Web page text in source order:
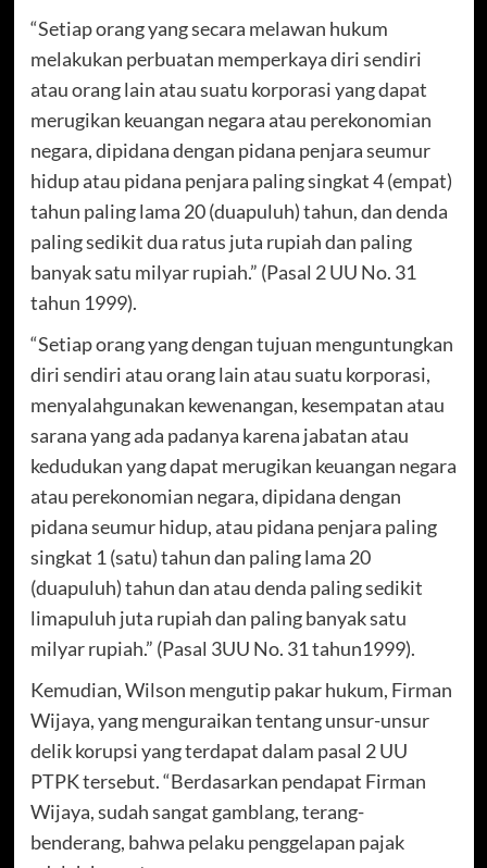
“Setiap orang yang secara melawan hukum
melakukan perbuatan memperkaya diri sendiri
atau orang lain atau suatu korporasi yang dapat
merugikan keuangan negara atau perekonomian
negara, dipidana dengan pidana penjara seumur
hidup atau pidana penjara paling singkat 4 (empat)
tahun paling lama 20 (duapuluh) tahun, dan denda
paling sedikit dua ratus juta rupiah dan paling
banyak satu milyar rupiah.” (Pasal 2 UU No. 31
tahun 1999).
“Setiap orang yang dengan tujuan menguntungkan
diri sendiri atau orang lain atau suatu korporasi,
menyalahgunakan kewenangan, kesempatan atau
sarana yang ada padanya karena jabatan atau
kedudukan yang dapat merugikan keuangan negara
atau perekonomian negara, dipidana dengan
pidana seumur hidup, atau pidana penjara paling
singkat 1 (satu) tahun dan paling lama 20
(duapuluh) tahun dan atau denda paling sedikit
limapuluh juta rupiah dan paling banyak satu
milyar rupiah.” (Pasal 3UU No. 31 tahun1999).
Kemudian, Wilson mengutip pakar hukum, Firman
Wijaya, yang menguraikan tentang unsur-unsur
delik korupsi yang terdapat dalam pasal 2 UU
PTPK tersebut. “Berdasarkan pendapat Firman
Wijaya, sudah sangat gamblang, terang-
benderang, bahwa pelaku penggelapan pajak